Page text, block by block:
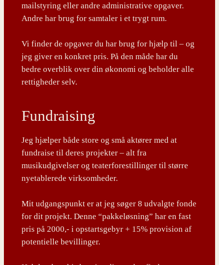
mailstyring eller andre administrative opgaver.
Andre har brug for samtaler i et trygt rum.
Vi finder de opgaver du har brug for hjælp til – og
jeg giver en konkret pris. På den måde har du
bedre overblik over din økonomi og beholder alle
rettigheder selv.
Fundraising
Jeg hjælper både store og små aktører med at
fundraise til deres projekter – alt fra
musikudgivelser og teaterforestillinger til større
nyetablerede virksomheder.
Mit udgangspunkt er at jeg søger 8 udvalgte fonde
for dit projekt. Denne “pakkeløsning” har en fast
pris på 2000,- i opstartsgebyr + 15% provision af
potentielle bevillinger.